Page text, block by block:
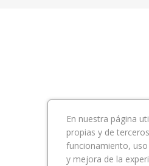
En nuestra página
propias y de
funcionamiento,
y mejora de la